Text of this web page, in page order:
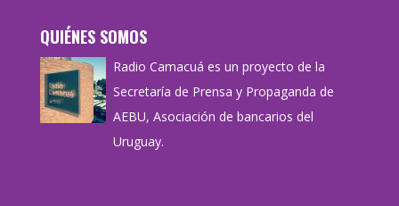
QUIÉNES SOMOS
Radio Camacuá es un proyecto de la
Secretaría de Prensa y Propaganda de
AEBU, Asociación de bancarios del
Uruguay.